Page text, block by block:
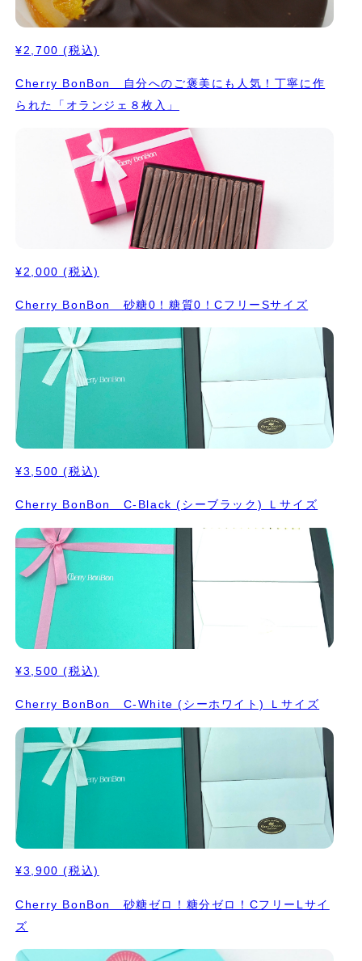
¥2,700 (税込)
Cherry BonBon 自分へのご褒美にも人気！丁寧に作
られた「オランジェ８枚入」
¥2,000 (税込)
Cherry BonBon 砂糖0！糖質0！CフリーSサイズ
¥3,500 (税込)
Cherry BonBon C-Black (シーブラック) Ｌサイズ
¥3,500 (税込)
Cherry BonBon C-White (シーホワイト) Ｌサイズ
¥3,900 (税込)
Cherry BonBon 砂糖ゼロ！糖分ゼロ！CフリーLサイ
ズ